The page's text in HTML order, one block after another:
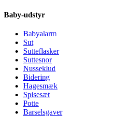
Baby-udstyr
Babyalarm
Sut
Sutteflasker
Suttesnor
Nusseklud
Bidering
Hagesmæk
Spisesæt
Potte
Barselsgaver